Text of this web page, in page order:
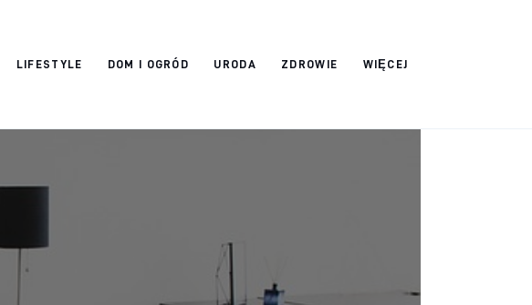
LIFESTYLE DOM I OGRÓD URODA ZDROWIE WIĘCEJ